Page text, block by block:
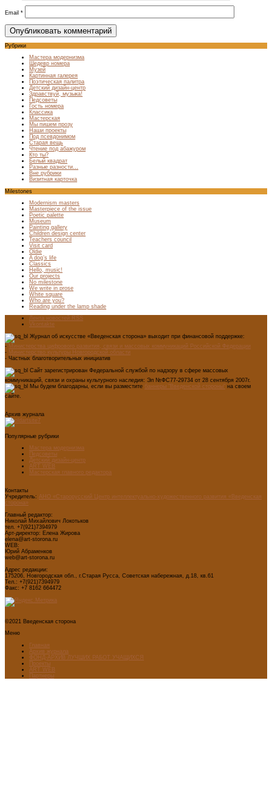
Email *
Рубрики
Мастера модернизма
Шедевр номера
Музей
Картинная галерея
Поэтическая палитра
Детский дизайн-центр
Здравствуй, музыка!
Педсоветы
Гость номера
Классика
Мастерская
Мы пишем прозу
Наши проекты
Под псевдонимом
Старая вещь
Чтение под абажуром
Кто ты?
Белый квадрат
Разные разности…
Вне рубрики
Визитная карточка
Milestones
Modernism masters
Masterpiece of the issue
Poetic palette
Museum
Painting gallery
Children design center
Teachers council
Visit card
Oldie
A dog’s life
Classics
Hello, music!
Our projects
No milestone
We write in prose
White square
Who are you?
Reading under the lamp shade
Лента новостей RSS
Vkontakte
Журнал об искусстве «Введенская сторона» выходит при финансовой поддержке:
- Министерства цифрового развития, связи и массовых коммуникаций Российской Федерации
- Министерство культуры Новгородской области
- Частных благотворительных инициатив
Сайт зарегистрирован Федеральной службой по надзору в сфере массовых
коммуникаций, связи и охраны культурного наследия: Эл №ФС77-29734 от 28 сентября 2007г.
Мы будем благодарны, если вы разместите баннеры "Введенской стороны" на своем
сайте.
Архив журнала
Популярные рубрики
Мастера модернизма
Педсоветы
Детский дизайн-центр
ART WEB
Мастерская главного редактора
Контакты
Учредитель: АНО «Старорусский Центр интеллектуально-художественного развития «Введенская
сторона»
Главный редактор:
Николай Михайлович Локотьков
тел. +7(921)7394979
Арт-директор: Елена Жирова
elena@art-storona.ru
WEB:
Юрий Абраменков
web@art-storona.ru
Адрес редакции:
175206, Новгородская обл., г.Старая Русса, Советская набережная, д.18, кв.61
Тел.: +7(921)7394979
Факс: +7 8162 664472
©2021 Введенская сторона
Меню
Главная
Архив журнала
ФОНД-АРХИВ ЛУЧШИХ РАБОТ УЧАЩИХСЯ
Проекты
ART WEB
Партнеры